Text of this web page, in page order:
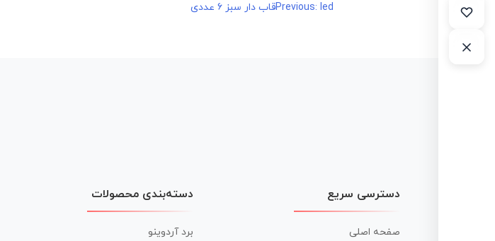
راهبری
Previous: ledقاب دار سبز ۶ عددی
دسترسی سریع
صفحه اصلی
دسته‌بندی محصولات
برد آردوینو